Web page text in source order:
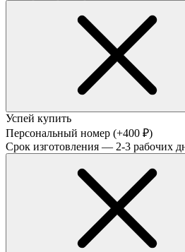
Успей купить
Персональный номер (+400 ₽)
Срок изготовления — 2-3 рабочих